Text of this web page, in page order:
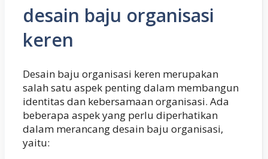
desain baju organisasi
keren
Desain baju organisasi keren merupakan
salah satu aspek penting dalam membangun
identitas dan kebersamaan organisasi. Ada
beberapa aspek yang perlu diperhatikan
dalam merancang desain baju organisasi,
yaitu: